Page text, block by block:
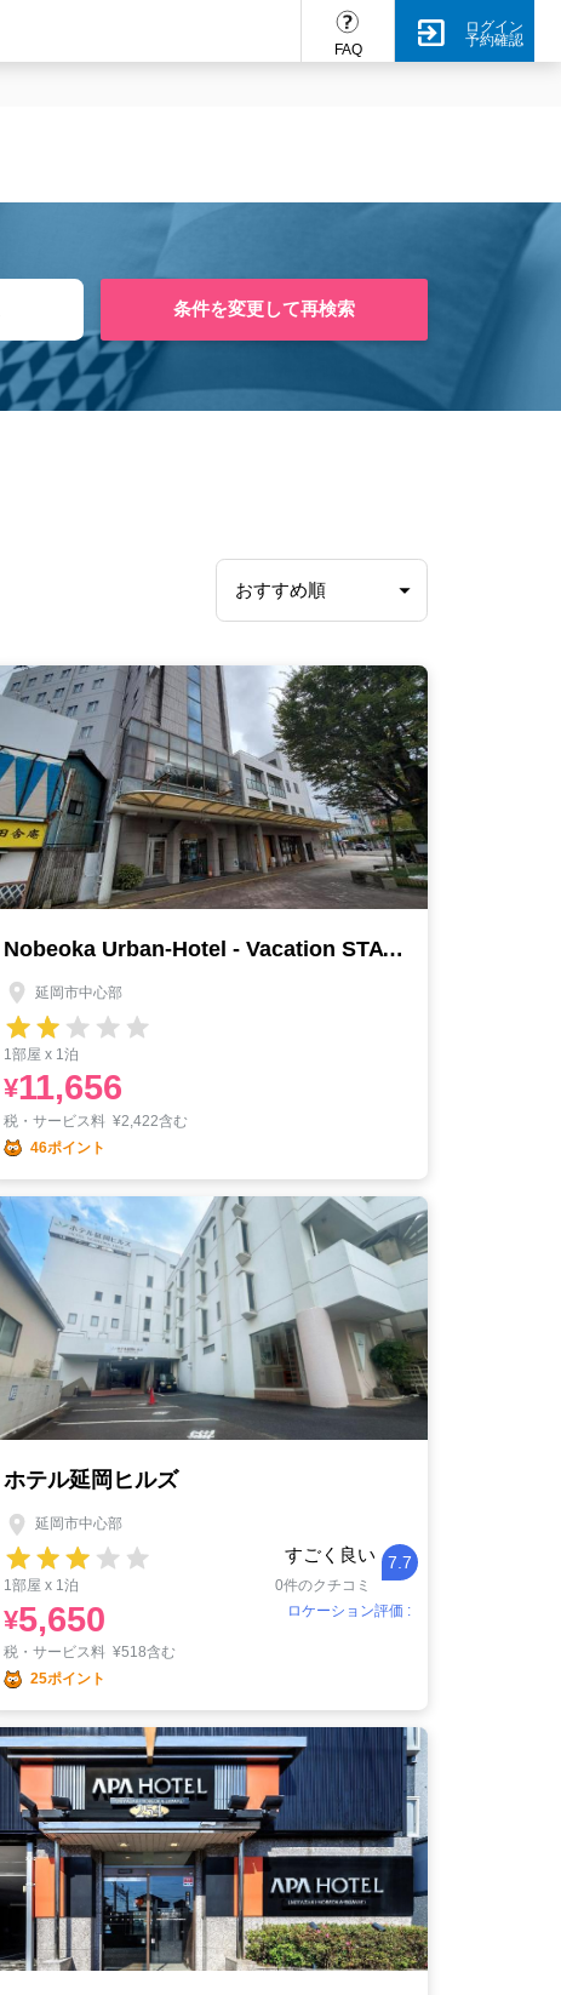
FAQ
ログイン
予約確認
条件を変更して再検索
Nobeoka Urban-Hotel - Vacation STAY 30459v
延岡市中心部
1部屋 x 1泊
¥11,656
税・サービス料 ¥2,422含む
46ポイント
ホテル延岡ヒルズ
延岡市中心部
すごく良い 7.7
1部屋 x 1泊
0件のクチコミ
ロケーション評価 :
¥5,650
税・サービス料 ¥518含む
25ポイント